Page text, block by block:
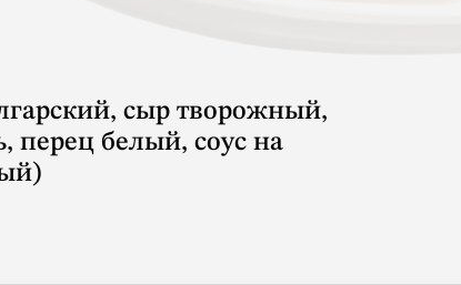
сыр творожный,
перец белый, соус на